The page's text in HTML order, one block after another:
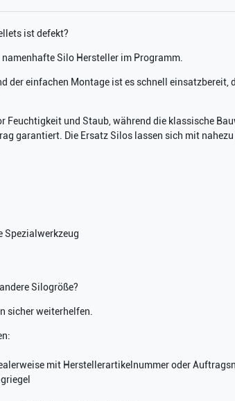
ist defekt?
Silo Hersteller im Programm.
der einfachen Montage ist es schnell einsatzbereit,
Feuchtigkeit und Staub, während die klassische
garantiert. Die Ersatz Silos lassen sich mit
Spezialwerkzeug
Silogröße?
sicher weiterhelfen.
mit Herstellerartikelnummer oder